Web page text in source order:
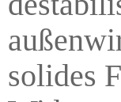
solides